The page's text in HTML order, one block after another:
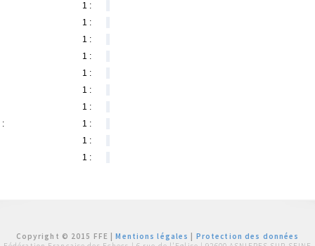
1 :
1 :
1 :
1 :
1 :
1 :
1 :
:
1 :
1 :
1 :
Copyright © 2015 FFE |Mentions légales
Protection des données